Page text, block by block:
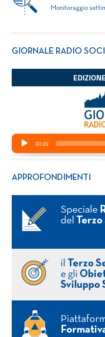
Monitoraggio
GIORNALE RADIO
APPROFONDIMENTI
Speciale
del
il
Terzo
e gli
Sviluppo